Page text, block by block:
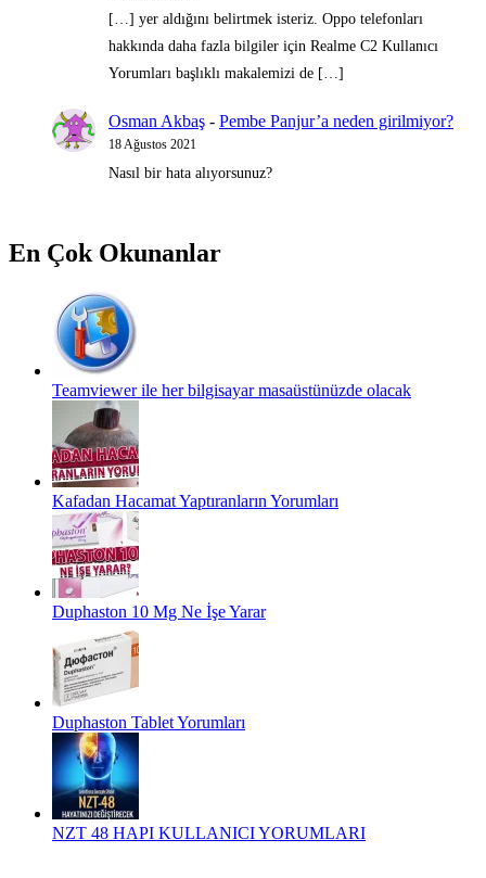
[…] yer aldığını belirtmek isteriz. Oppo telefonları
hakkında daha fazla bilgiler için Realme C2 Kullanıcı
Yorumları başlıklı makalemizi de […]
Osman Akbaş - Pembe Panjur’a neden girilmiyor?
18 Ağustos 2021
Nasıl bir hata alıyorsunuz?
En Çok Okunanlar
Teamviewer ile her bilgisayar masaüstünüzde olacak
Kafadan Hacamat Yaptıranların Yorumları
Duphaston 10 Mg Ne İşe Yarar
Duphaston Tablet Yorumları
NZT 48 HAPI KULLANICI YORUMLARI